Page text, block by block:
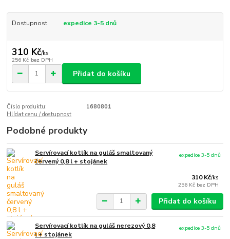
Dostupnost expedice 3-5 dnů
310 Kč/ks
256 Kč bez DPH
Přidat do košíku
Číslo produktu:
1680801
Hlídat cenu / dostupnost
Podobné produkty
Servírovací kotlík na guláš smaltovaný
červený 0,8 l + stojánek
310 Kč/ks
256 Kč bez DPH
expedice 3-5 dnů
Přidat do košíku
Servírovací kotlík na guláš nerezový 0,8
l + stojánek
expedice 3-5 dnů